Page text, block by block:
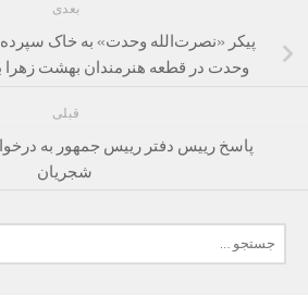
بعدی
پیکر «نصرت‌الله وحدت» به خاک
وحدت در قطعه هنرمندان بهشت
قبلی
پاسخ رییس دفتر رییس جمهور به
شجریان
برای: